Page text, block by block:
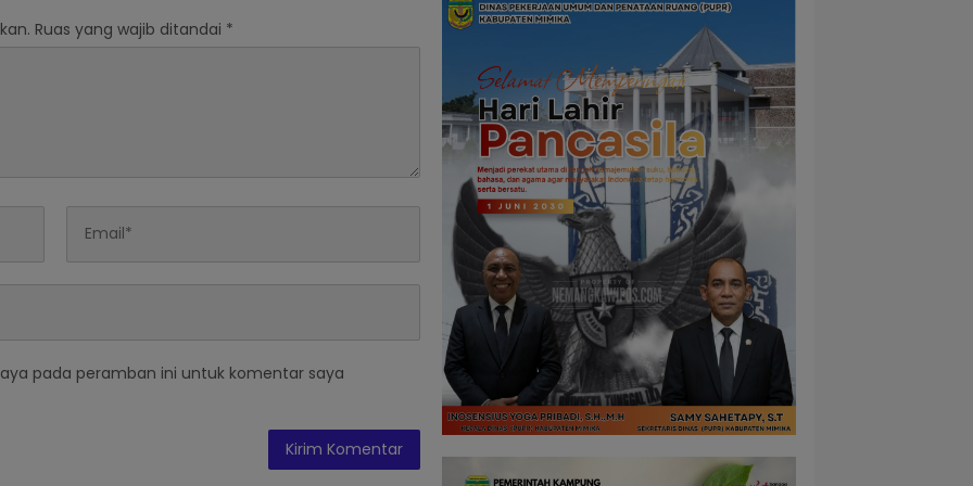
Ruas yang wajib ditandai *
pada peramban ini untuk komentar saya